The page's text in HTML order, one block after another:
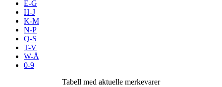
Søk
E-G
H-J
K-M
N-P
Q-S
T-V
W-Å
0-9
Tabell med aktuelle merkevarer